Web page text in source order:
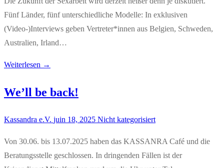
Fünf Länder, fünf unterschiedliche Modelle: In exklusiven
(Video-)Interviews geben Vertreter*innen aus Belgien, Schweden,
Australien, Irland…
Weiterlesen →
We’ll be back!
Kassandra e.V. juin 18, 2025 Nicht kategorisiert
Von 30.06. bis 13.07.2025 haben das KASSANRA Café und die
Beratungsstelle geschlossen. In dringenden Fällen ist der